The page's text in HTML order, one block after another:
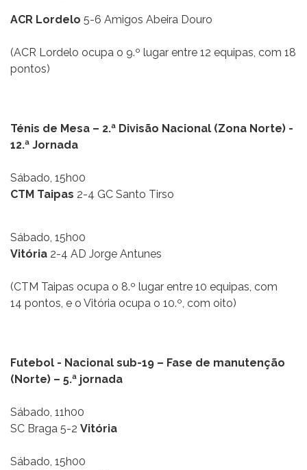
ACR Lordelo 5-6 Amigos Abeira Douro
(ACR Lordelo ocupa o 9.º lugar entre 12 equipas, com 18
pontos)
Ténis de Mesa – 2.ª Divisão Nacional (Zona Norte) -
12.ª Jornada
Sábado, 15h00
CTM Taipas 2-4 GC Santo Tirso
Sábado, 15h00
Vitória 2-4 AD Jorge Antunes
(CTM Taipas ocupa o 8.º lugar entre 10 equipas, com
14 pontos, e o Vitória ocupa o 10.º, com oito)
Futebol - Nacional sub-19 – Fase de manutenção
(Norte) – 5.ª jornada
Sábado, 11h00
SC Braga 5-2 Vitória
Sábado, 15h00